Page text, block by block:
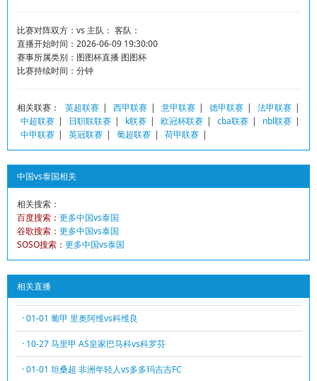
比赛对阵双方：vs 主队： 客队：
直播开始时间：2026-06-09 19:30:00
赛事所属类别：图图杯直播 图图杯
比赛持续时间：分钟
相关联赛： 英超联赛 | 西甲联赛 | 意甲联赛 | 德甲联赛 | 法甲联赛 |
中超联赛 | 日职联联赛 | k联赛 | 欧冠杯联赛 | cba联赛 | nbl联赛 |
中甲联赛 | 英冠联赛 | 葡超联赛 | 荷甲联赛 |
中国vs泰国相关
相关搜索：
百度搜索： 更多中国vs泰国
谷歌搜索： 更多中国vs泰国
SOSO搜索： 更多中国vs泰国
相关直播
· 01-01 葡甲 里奥阿维vs科维良
· 10-27 马里甲 AS皇家巴马科vs科罗芬
· 01-01 坦桑超 非洲年轻人vs多多玛吉吉FC